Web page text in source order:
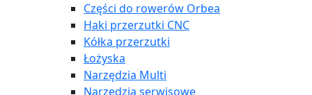
Części do rowerów Orbea
Haki przerzutki CNC
Kółka przerzutki
Łożyska
Narzędzia Multi
Narzędzia serwisowe